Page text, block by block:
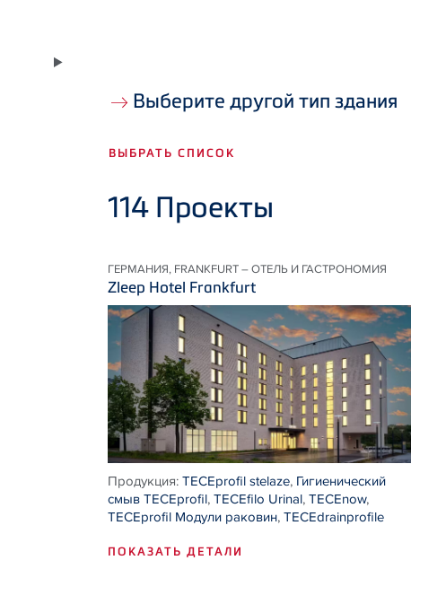
Выберите другой тип здания
ВЫБРАТЬ СПИСОК
114 Проекты
ГЕРМАНИЯ, FRANKFURT – ОТЕЛЬ И ГАСТРОНОМИЯ
Zleep Hotel Frankfurt
Продукция:TECEprofil stelaze, Гигиенический
смыв TECEprofil,TECEfilo Urinal,TECEnow,
TECEprofil Модули раковин,TECEdrainprofile
ПОКАЗАТЬ ДЕТАЛИ